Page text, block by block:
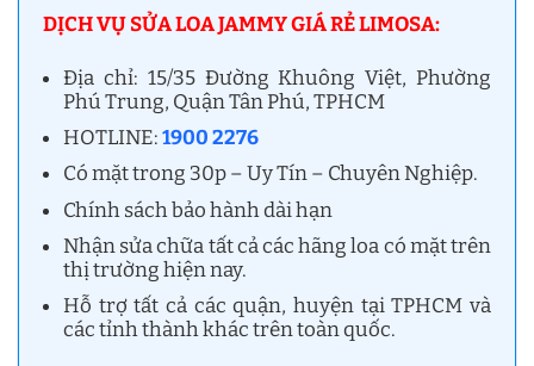
DỊCH VỤ SỬA LOA JAMMY GIÁ RẺ LIMOSA:
Địa chỉ: 15/35 Đường Khuông Việt, Phường
Phú Trung, Quận Tân Phú, TPHCM
HOTLINE:1900 2276
Có mặt trong 30p – Uy Tín – Chuyên Nghiệp.
Chính sách bảo hành dài hạn
Nhận sửa chữa tất cả các hãng loa có mặt trên
thị trường hiện nay.
Hỗ trợ tất cả các quận, huyện tại TPHCM và
các tỉnh thành khác trên toàn quốc.